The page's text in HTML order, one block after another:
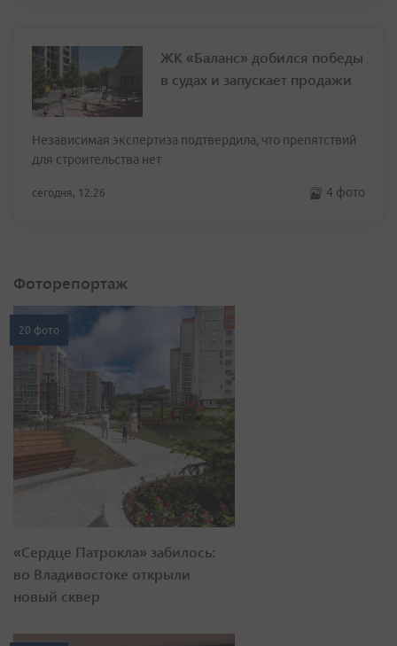
ЖК «Баланс» добился победы
в судах и запускает продажи
Независимая экспертиза подтвердила, что препятствий
для строительства нет
сегодня, 12:26 4 фото
Фоторепортаж
20 фото
«Сердце Патрокла» забилось:
во Владивостоке открыли
новый сквер